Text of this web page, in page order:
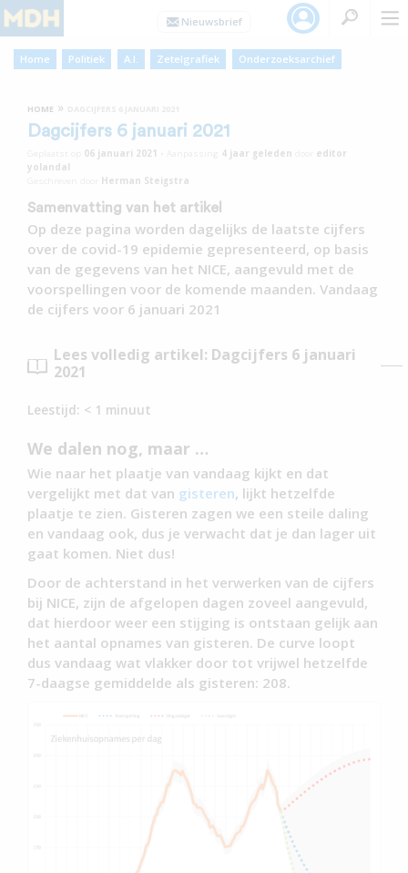
Home Politiek A.I. Zetelgrafiek Onderzoeksarchief
HOME »
Dagcijfers 6 januari 2021
06 januari 2021 4 jaar geleden
editor
yolandal
Herman Steigstra
Samenvatting van het artikel
Op deze pagina worden dagelijks de laatste cijfers
over de covid-19 epidemie gepresenteerd, op basis
van de gegevens van het NICE, aangevuld met de
voorspellingen voor de komende maanden. Vandaag
de cijfers voor 6 januari 2021
Lees volledig artikel: Dagcijfers 6 januari
2021
Leestijd: < 1 minuut
We dalen nog, maar …
Wie naar het plaatje van vandaag kijkt en dat
vergelijkt met dat van gisteren, lijkt hetzelfde
plaatje te zien. Gisteren zagen we een steile daling
en vandaag ook, dus je verwacht dat je dan lager uit
gaat komen. Niet dus!
Door de achterstand in het verwerken van de cijfers
bij NICE, zijn de afgelopen dagen zoveel aangevuld,
dat hierdoor weer een stijging is ontstaan gelijk aan
het aantal opnames van gisteren. De curve loopt
dus vandaag wat vlakker door tot vrijwel hetzelfde
7-daagse gemiddelde als gisteren: 208.